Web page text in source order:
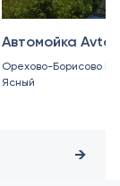
Автомойка
Орехово-Борисово
Ясный